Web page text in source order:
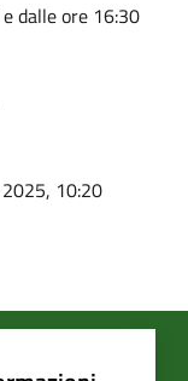
dalle ore 16:30
10:20